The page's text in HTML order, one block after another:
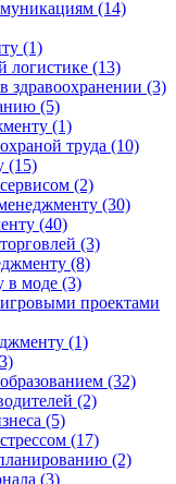
(14)
(1)
логистике (13)
здравоохранении (3)
(5)
(1)
труда (10)
(15)
(2)
(30)
(40)
(3)
(8)
в моде (3)
проектами
(1)
(32)
(2)
(5)
(17)
(2)
(3)